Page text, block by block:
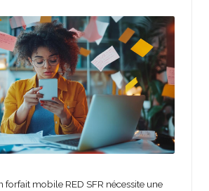
forfait mobile RED SFR nécessite une